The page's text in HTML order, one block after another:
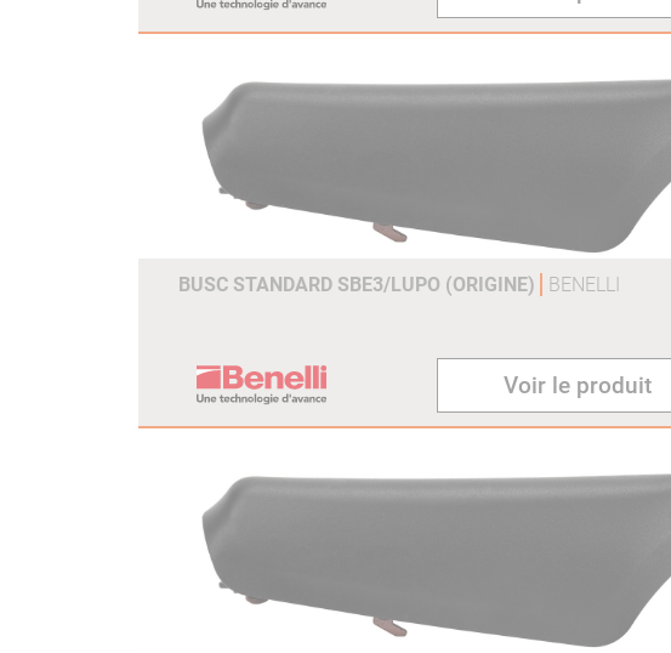
BUSC STANDARD SBE3/LUPO (ORIGINE) BENELLI
Voir le produit